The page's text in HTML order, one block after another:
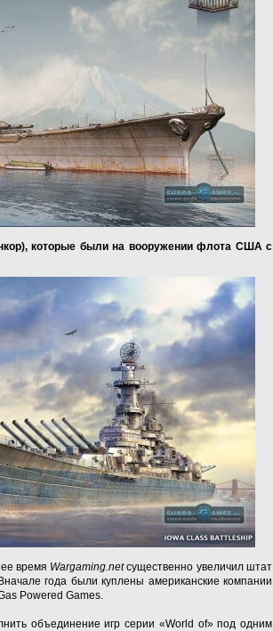
которые были на вооружении флота США с
время Wargaming.netсущественно увеличил штат
года были куплены американские компании
Powered Games.
объединение игр серии «World of» под одним